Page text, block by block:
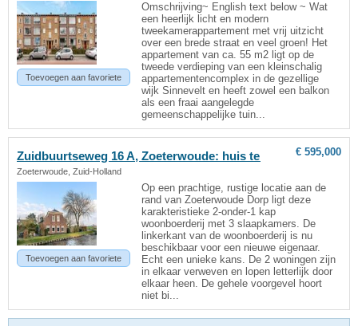
Toevoegen aan favoriete
Omschrijving~ English text below ~ Wat
een heerlijk licht en modern
tweekamerappartement met vrij uitzicht
over een brede straat en veel groen! Het
appartement van ca. 55 m2 ligt op de
tweede verdieping van een kleinschalig
appartementencomplex in de gezellige
wijk Sinnevelt en heeft zowel een balkon
als een fraai aangelegde
gemeenschappelijke tuin...
Zuidbuurtseweg 16 A, Zoeterwoude: huis te koop
Zoeterwoude, Zuid-Holland
€ 595,000
Toevoegen aan favoriete
Op een prachtige, rustige locatie aan de
rand van Zoeterwoude Dorp ligt deze
karakteristieke 2-onder-1 kap
woonboerderij met 3 slaapkamers. De
linkerkant van de woonboerderij is nu
beschikbaar voor een nieuwe eigenaar.
Echt een unieke kans. De 2 woningen zijn
in elkaar verweven en lopen letterlijk door
elkaar heen. De gehele voorgevel hoort
niet bi...